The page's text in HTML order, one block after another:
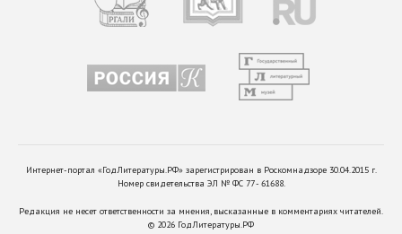
Интернет-портал «ГодЛитературы.РФ» зарегистрирован в Роскомнадзоре 30.04.2015 г.
Номер свидетельства ЭЛ № ФС 77 - 61688.
Редакция не несет ответственности за мнения, высказанные в комментариях читателей.
© 2026 ГодЛитературы.РФ